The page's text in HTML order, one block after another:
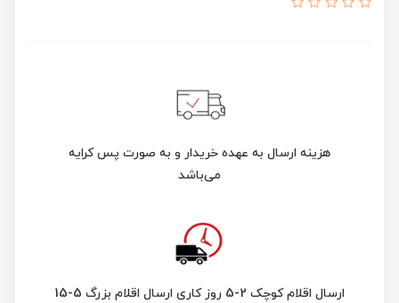
هزینه ارسال به عهده خریدار و به صورت پس کرایه
می‌باشد
ارسال اقلام کوچک 2-5 روز کاری ارسال اقلام بزرگ 5-15